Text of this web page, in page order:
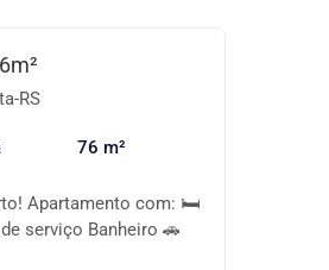
RS
76 m²
Apartamento com: 🛏
serviço Banheiro 🚗